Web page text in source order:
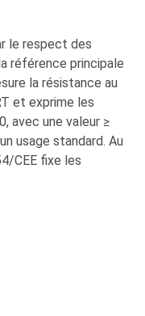
le respect des
référence principale
la résistance au
et exprime les
avec une valeur ≥
usage standard. Au
CEE fixe les